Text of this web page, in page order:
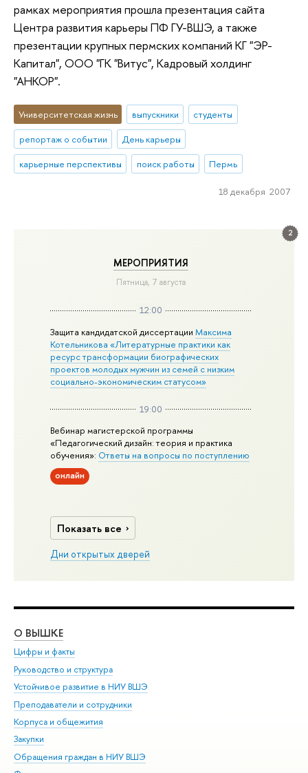
2
МЕРОПРИЯТИЯ
Пятница, 7 августа
12:00
Защита кандидатской диссертацииМаксима
Котельникова «Литературные практики как
ресурс трансформации биографических
проектов молодых мужчин из семей с низким
социально-экономическим статусом»
19:00
Вебинар магистерской программы
«Педагогический дизайн: теория и практика
обучения»: Ответы на вопросы по поступлению
онлайн
Показать все
Дни открытых дверей
рамках мероприятия прошла презентация сайта
Центра развития карьеры ПФ ГУ-ВШЭ, а также
презентации крупных пермских компаний КГ "ЭР-
Капитал", ООО "ГК "Витус", Кадровый холдинг
"АНКОР".
Университетская жизнь выпускники
студенты
репортаж о событии
День карьеры
карьерные перспективы
поиск работы Пермь
18 декабря 2007
О ВЫШКЕ
Цифры и факты
Руководство и структура
Устойчивое развитие в НИУ ВШЭ
Преподаватели и сотрудники
Корпуса и общежития
Закупки
Обращения граждан в НИУ ВШЭ